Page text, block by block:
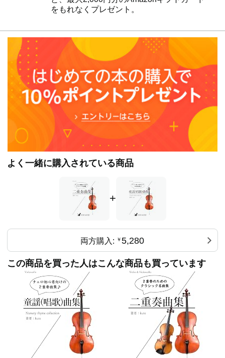
26．ラフマニノフ：ヴォカリーズ
27．グリーグ：朝
28．J.S.バッハ：ガヴォット
29．ヘンデル：ホーンパイプ
30．エルガー：愛の挨拶
31．シューマン：「子供の情景」より「知らない国々」
32．グリーグ：山の魔王の宮殿にて
33．チャイコフスキー：くるみ割り人形より「行進曲」
※一部short ver.としてアレンジしている楽曲もございま
『おまけ』リー：22のとてもやさしいデュエットop.126
※こちらの楽譜は、チェロ学習サイト『アダージョ』に収
https://kuro-cello.com/school-site-introduction/
をもれなくプレゼント。
よく一緒に購入されている商品
+
両方購入: ￥5,280
この商品を買った人はこんな商品も買っています